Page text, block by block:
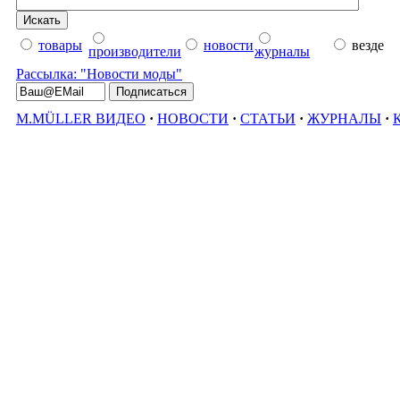
товары производители новостижурналы
везде
Рассылка: "Новости моды"
M.MÜLLER ВИДЕО · НОВОСТИ · СТАТЬИ · ЖУРНАЛЫ ·